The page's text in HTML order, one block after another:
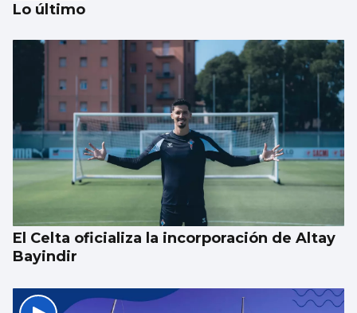
SUCESOS
Un guardia civil gallego mata su expareja y
es abatido por sus compañeros en Llanes
Lo último
El Celta oficializa la incorporación de Altay
Bayindir